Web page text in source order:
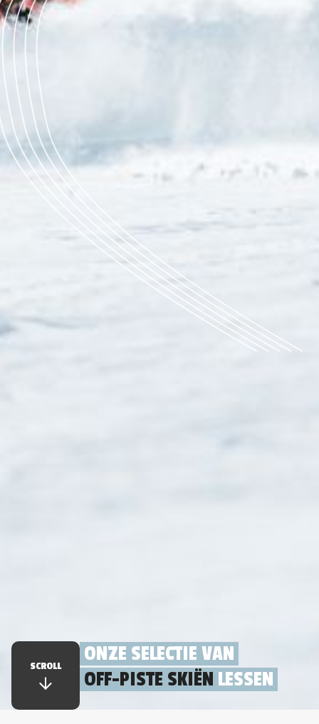
SCROLL
ONZE SELECTIE VAN
OFF-PISTE SKIËN LESSEN